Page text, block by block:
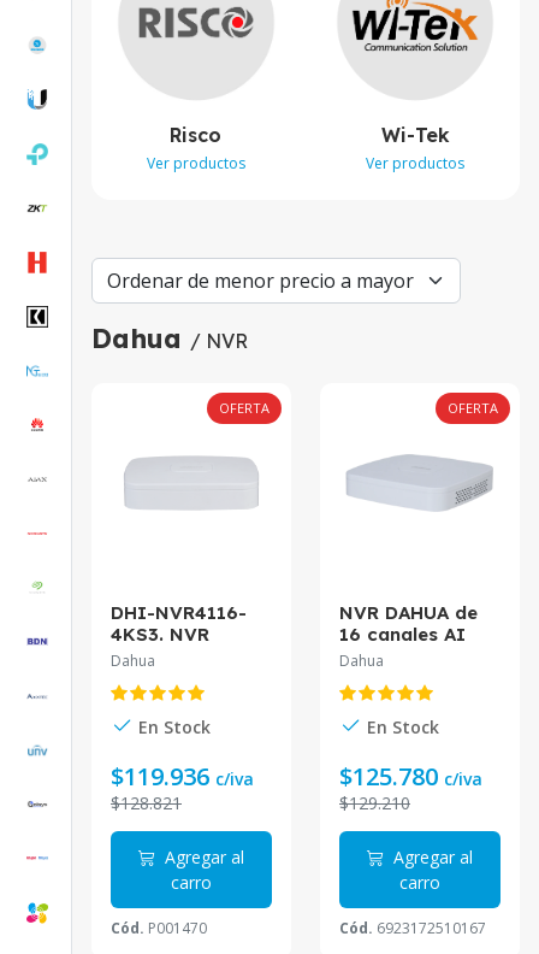
Risco
Ver productos
Wi-Tek
Ver productos
Dahua / NVR
OFERTA
DHI-NVR4116-
4KS3. NVR
DAHUA 16CH.
PLUS 4CH.
AUDIO IN/OUT.
Dahua
En Stock
$119.936 c/iva
$128.821
Agregar al
carro
Cód. P001470
OFERTA
NVR DAHUA de
16 canales AI
WizSense DHI-
Dahua
En Stock
$125.780 c/iva
$129.210
Agregar al
carro
Cód. 6923172510167